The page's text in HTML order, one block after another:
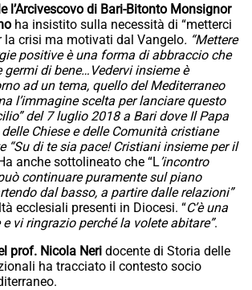
l’Arcivescovo di Bari-Bitonto Monsignor
ha insistito sulla necessità di “metterci
la crisi ma motivati dal Vangelo. “Mettere
positive è una forma di abbraccio che
di bene…Vedervi insieme è
ad un tema, quello del Mediterraneo
l’immagine scelta per lanciare questo
del 7 luglio 2018 a Bari dove Il Papa
Chiese e delle Comunità cristiane
“Su di te sia pace! Cristiani insieme per il
anche sottolineato che “L’incontro
continuare puramente sul piano
dal basso, a partire dalle relazioni”
ecclesiali presenti in Diocesi. “C’è una
vi ringrazio perché la volete abitare”.
prof. Nicola Neri docente di Storia delle
ha tracciato il contesto socio